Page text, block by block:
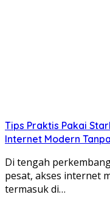
Tips Praktis Pakai
Internet Modern
Di tengah
pesat, akses internet
termasuk di…